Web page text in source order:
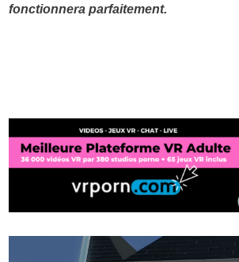
fonctionnera parfaitement.